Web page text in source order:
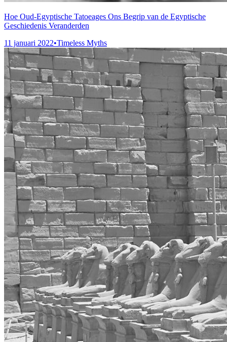
Hoe Oud-Egyptische Tatoeages Ons Begrip van de Egyptische
Geschiedenis Veranderden
11 januari 2022•Timeless Myths